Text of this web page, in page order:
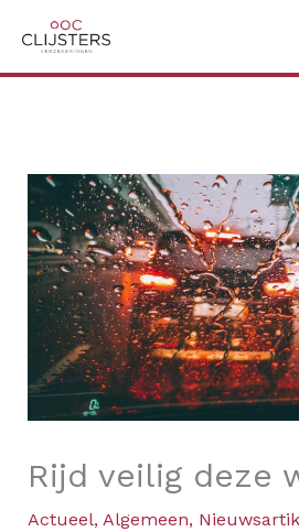
Rijd veilig deze
Actueel, Algemeen,